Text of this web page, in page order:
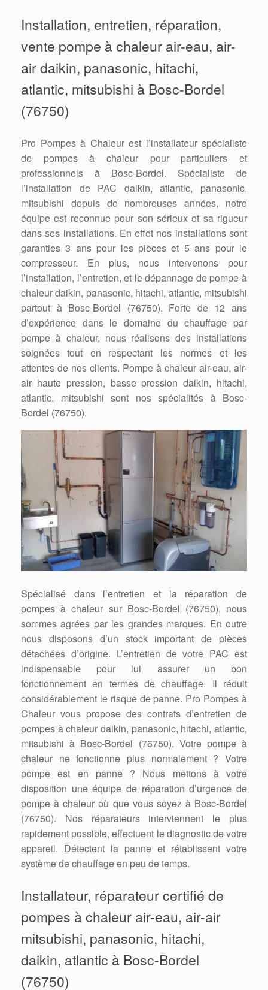
Installation, entretien, réparation,
vente pompe à chaleur air-eau, air-
air daikin, panasonic, hitachi,
atlantic, mitsubishi à Bosc-Bordel
(76750)
Pro Pompes à Chaleur est l’installateur spécialiste
de pompes à chaleur pour particuliers et
professionnels à Bosc-Bordel. Spécialiste de
l’installation de PAC daikin, atlantic, panasonic,
mitsubishi depuis de nombreuses années, notre
équipe est reconnue pour son sérieux et sa rigueur
dans ses installations. En effet nos installations sont
garanties 3 ans pour les pièces et 5 ans pour le
compresseur. En plus, nous intervenons pour
l’installation, l’entretien, et le dépannage de pompe à
chaleur daikin, panasonic, hitachi, atlantic, mitsubishi
partout à Bosc-Bordel (76750). Forte de 12 ans
d’expérience dans le domaine du chauffage par
pompe à chaleur, nous réalisons des installations
soignées tout en respectant les normes et les
attentes de nos clients. Pompe à chaleur air-eau, air-
air haute pression, basse pression daikin, hitachi,
atlantic, mitsubishi sont nos spécialités à Bosc-
Bordel (76750).
Spécialisé dans l’entretien et la réparation de
pompes à chaleur sur Bosc-Bordel (76750), nous
sommes agrées par les grandes marques. En outre
nous disposons d’un stock important de pièces
détachées d’origine. L’entretien de votre PAC est
indispensable pour lui assurer un bon
fonctionnement en termes de chauffage. Il réduit
considérablement le risque de panne. Pro Pompes à
Chaleur vous propose des contrats d’entretien de
pompes à chaleur daikin, panasonic, hitachi, atlantic,
mitsubishi à Bosc-Bordel (76750). Votre pompe à
chaleur ne fonctionne plus normalement ? Votre
pompe est en panne ? Nous mettons à votre
disposition une équipe de réparation d’urgence de
pompe à chaleur où que vous soyez à Bosc-Bordel
(76750). Nos réparateurs interviennent le plus
rapidement possible, effectuent le diagnostic de votre
appareil. Détectent la panne et rétablissent votre
système de chauffage en peu de temps.
Installateur, réparateur certifié de
pompes à chaleur air-eau, air-air
mitsubishi, panasonic, hitachi,
daikin, atlantic à Bosc-Bordel
(76750)